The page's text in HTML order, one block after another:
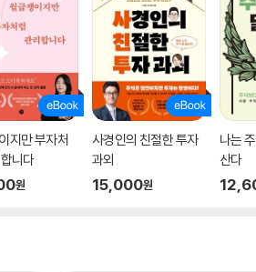
지만 부자처
니다
원
사경인의 친절한 투자
과외
15,000원
나는
산다